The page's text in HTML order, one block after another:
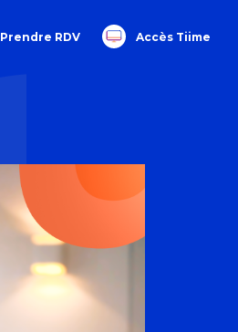
Prendre RDV Accès Tiime